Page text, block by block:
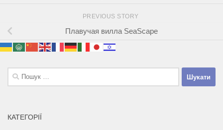
PREVIOUS STORY
Плавучая вилла SeaScape
Пошук:
КАТЕГОРІЇ